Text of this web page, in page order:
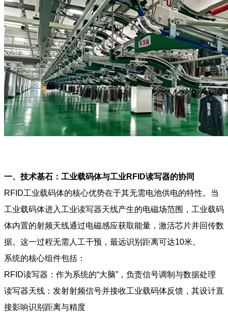
一、技术基石： 工业载码体与工业RFID读写器的协同
RFID工业载码体的核心优势在于其无需电池供电的特性。当
工业载码体进入工业读写器天线产生的电磁场范围， 工业载码
体内置的射频天线通过电磁感应获取能量，激活芯片并回传数
据。这一过程无需人工干预，最远识别距离可达10米。
系统的核心组件包括：
RFID读写器：作为系统的“大脑”，负责信号调制与数据处理
读写器天线：发射射频信号并接收工业载码体反馈，其设计直
接影响识别距离与精度